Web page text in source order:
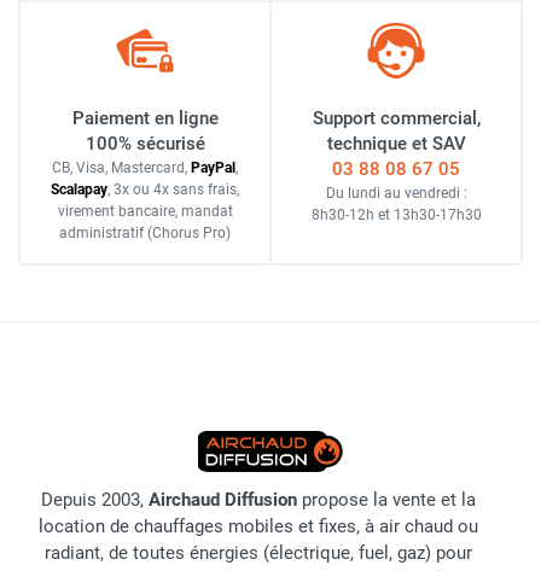
Paiement en ligne
100% sécurisé
CB, Visa, Mastercard, PayPal ,
Scalapay, 3x ou 4x sans frais,
virement bancaire, mandat
administratif (Chorus Pro)
Support commercial,
technique et SAV
03 88 08 67 05
Du lundi au vendredi :
8h30-12h et 13h30-17h30
Depuis 2003, Airchaud Diffusion propose la vente et la
location de chauffages mobiles et fixes, à air chaud ou
radiant, de toutes énergies (électrique, fuel, gaz) pour